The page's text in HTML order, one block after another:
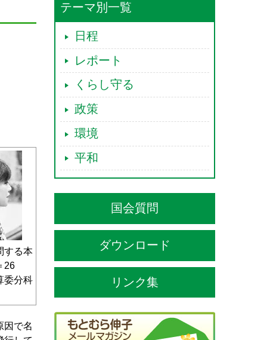
する本
26
委分科
因で名
テーマ別一覧
日程
レポート
くらし守る
政策
環境
平和
国会質問
ダウンロード
リンク集